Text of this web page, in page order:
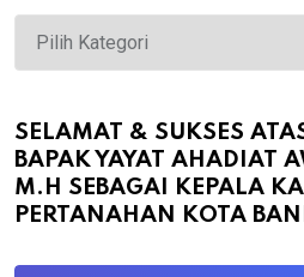
atas
Dilantiknya
Bapak
Ahadiat
SELAMAT & SUKSES
BAPAK YAYAT AHADIAT
M.H SEBAGAI KEPALA
PERTANAHAN KOTA